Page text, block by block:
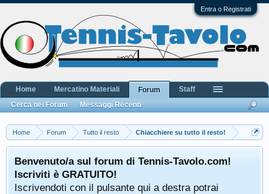
Entra o Registrati
Home Forum Tutto il resto Chiacchiere su tutto il resto!
Benvenuto/a sul forum di Tennis-Tavolo.com!
Iscriviti è GRATUITO!
Iscrivendoti con il pulsante qui a destra potrai
Home Mercatino Materiali
Forum
Cerca nei Forum
Messaggi Recenti
Staff